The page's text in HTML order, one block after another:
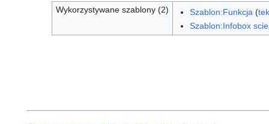
Wykorzystywane szablony (2) Szablon:Funkcja (
Szablon:Infobox